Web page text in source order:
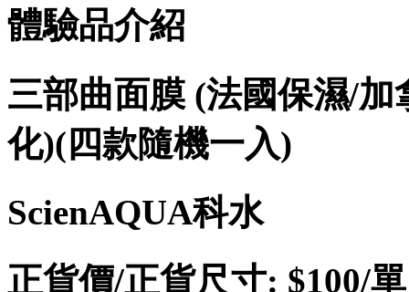
體驗品介紹
三部曲面膜 (法國保濕/
化)(四款隨機一入)
ScienAQUA科水
正貨價/正貨尺寸: $100/